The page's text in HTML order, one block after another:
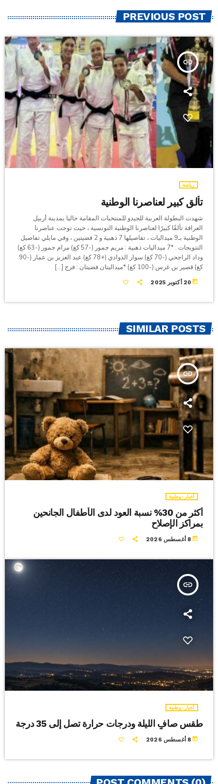
PREVIOUS POST
insert_link
رياضة
تألق كبير لعناصرنا الوطنية
شهدت البطولة العربية للجيدو للمنتخبات المقامة حاليا بمدينة أربيل
العراقة تألقًا كبيرًا لعناصرنا الوطنية التونسية ، حيث توجت عناصرنا
الوطنية بـ9 ميداليات ، تفاصيلها 7 ذهبية و 2 فضيتين ، وفي مايلي تفاصيل
التتويجات : *7 ميداليات ذهبية : مريم جمور (-57 كغ) مرام جمور (-63 كغ)
وداد الراجحي (-70 كغ) سوار الذوادي (+78 كغ) عبد العزيز بن عمار (-90
كغ) قصير بن غرس (-100 كغ) *ميداليتان فضيتان : فرج […]
today 20 أكتوبر 2025
SIMILAR POSTS
insert_link
أخبار-وطنية
أكثر من 30% نسبة العود لدى الأطفال الجانحين
بمراكز الإصلاح
today 8 أغسطس 2026
insert_link
أخبار-وطنية
طقس صافٍ الليلة ودرجات حرارة تصل إلى 35 درجة
today 8 أغسطس 2026